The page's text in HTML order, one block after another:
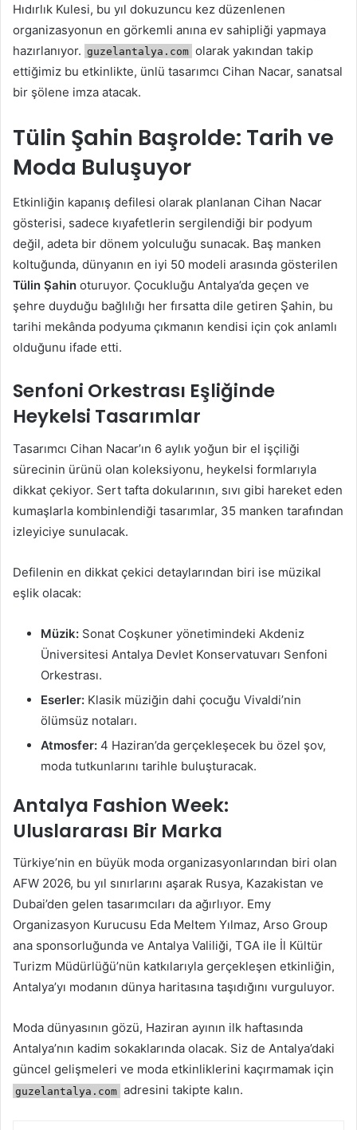
Hıdırlık Kulesi, bu yıl dokuzuncu kez düzenlenen
organizasyonun en görkemli anına ev sahipliği yapmaya
hazırlanıyor. guzelantalya.com olarak yakından takip
ettiğimiz bu etkinlikte, ünlü tasarımcı Cihan Nacar, sanatsal
bir şölene imza atacak.
Tülin Şahin Başrolde: Tarih ve
Moda Buluşuyor
Etkinliğin kapanış defilesi olarak planlanan Cihan Nacar
gösterisi, sadece kıyafetlerin sergilendiği bir podyum
değil, adeta bir dönem yolculuğu sunacak. Baş manken
koltuğunda, dünyanın en iyi 50 modeli arasında gösterilen
Tülin Şahin oturuyor. Çocukluğu Antalya’da geçen ve
şehre duyduğu bağlılığı her fırsatta dile getiren Şahin, bu
tarihi mekânda podyuma çıkmanın kendisi için çok anlamlı
olduğunu ifade etti.
Senfoni Orkestrası Eşliğinde
Heykelsi Tasarımlar
Tasarımcı Cihan Nacar’ın 6 aylık yoğun bir el işçiliği
sürecinin ürünü olan koleksiyonu, heykelsi formlarıyla
dikkat çekiyor. Sert tafta dokularının, sıvı gibi hareket eden
kumaşlarla kombinlendiği tasarımlar, 35 manken tarafından
izleyiciye sunulacak.
Defilenin en dikkat çekici detaylarından biri ise müzikal
eşlik olacak:
Müzik: Sonat Coşkuner yönetimindeki Akdeniz
Üniversitesi Antalya Devlet Konservatuvarı Senfoni
Orkestrası.
Eserler: Klasik müziğin dahi çocuğu Vivaldi’nin
ölümsüz notaları.
Atmosfer: 4 Haziran’da gerçekleşecek bu özel şov,
moda tutkunlarını tarihle buluşturacak.
Antalya Fashion Week:
Uluslararası Bir Marka
Türkiye’nin en büyük moda organizasyonlarından biri olan
AFW 2026, bu yıl sınırlarını aşarak Rusya, Kazakistan ve
Dubai’den gelen tasarımcıları da ağırlıyor. Emy
Organizasyon Kurucusu Eda Meltem Yılmaz, Arso Group
ana sponsorluğunda ve Antalya Valiliği, TGA ile İl Kültür
Turizm Müdürlüğü’nün katkılarıyla gerçekleşen etkinliğin,
Antalya’yı modanın dünya haritasına taşıdığını vurguluyor.
Moda dünyasının gözü, Haziran ayının ilk haftasında
Antalya’nın kadim sokaklarında olacak. Siz de Antalya’daki
güncel gelişmeleri ve moda etkinliklerini kaçırmamak için
guzelantalya.com adresini takipte kalın.